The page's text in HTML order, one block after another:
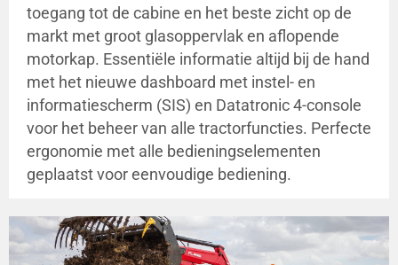
toegang tot de cabine en het beste zicht op de
markt met groot glasoppervlak en aflopende
motorkap. Essentiële informatie altijd bij de hand
met het nieuwe dashboard met instel- en
informatiescherm (SIS) en Datatronic 4-console
voor het beheer van alle tractorfuncties. Perfecte
ergonomie met alle bedieningselementen
geplaatst voor eenvoudige bediening.